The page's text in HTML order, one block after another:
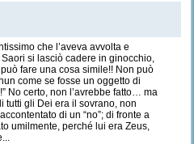
che l’aveva avvolta e
si lasciò cadere in ginocchio,
fare una cosa simile!! Non può
come se fosse un oggetto di
No certo, non l’avrebbe fatto… ma
tutti gli Dei era il sovrano, non
di un “no”; di fronte a
umilmente, perché lui era Zeus,